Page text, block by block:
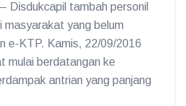
Disdukcapil tambah personil
masyarakat yang belum
e-KTP. Kamis, 22/09/2016
mulai berdatangan ke
antrian yang panjang